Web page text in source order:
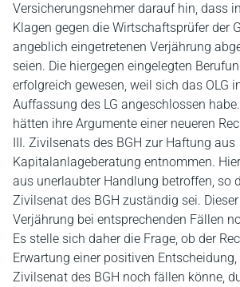
Versicherungsnehmer darauf hin, dass
Klagen gegen die Wirtschaftsprüfer der
angeblich eingetretenen Verjährung
seien. Die hiergegen eingelegten
erfolgreich gewesen, weil sich das OLG
Auffassung des LG angeschlossen habe.
hätten ihre Argumente einer neueren
III. Zivilsenats des BGH zur Haftung aus
Kapitalanlageberatung entnommen.
aus unerlaubter Handlung betroffen, so
Zivilsenat des BGH zuständig sei.
Verjährung bei entsprechenden Fällen
Es stelle sich daher die Frage, ob der
Erwartung einer positiven Entscheidung,
Zivilsenat des BGH noch fällen könne,